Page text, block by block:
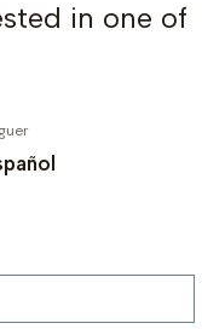
in one of